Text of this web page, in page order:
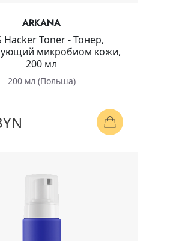
ARKANA
Hacker Toner - Тонер,
микробиом кожи,
200 мл
200 мл (Польша)